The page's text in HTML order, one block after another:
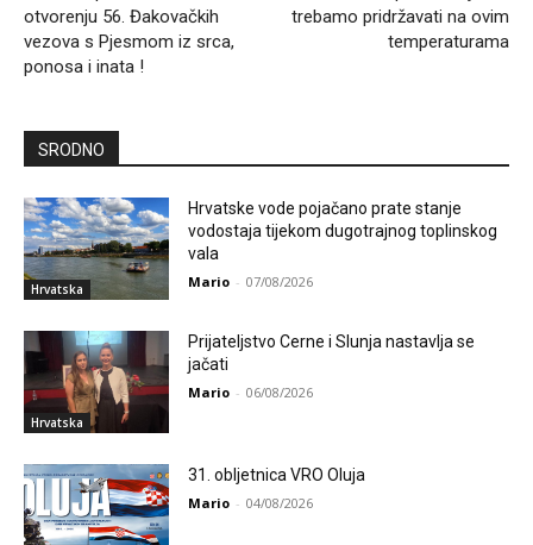
otvorenju 56. Đakovačkih
vezova s Pjesmom iz srca,
ponosa i inata !
trebamo pridržavati na ovim
temperaturama
SRODNO
Hrvatska
Hrvatske vode pojačano prate stanje
vodostaja tijekom dugotrajnog toplinskog
vala
Mario - 07/08/2026
Hrvatska
Prijateljstvo Cerne i Slunja nastavlja se
jačati
Mario - 06/08/2026
31. obljetnica VRO Oluja
Mario - 04/08/2026